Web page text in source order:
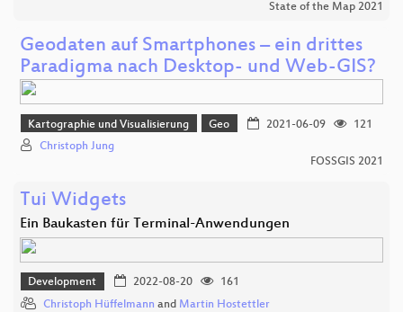
State of the Map 2021
Geodaten auf Smartphones – ein drittes
Paradigma nach Desktop- und Web-GIS?
Kartographie und Visualisierung Geo 2021-06-09
121
Christoph Jung
FOSSGIS 2021
Tui Widgets
Ein Baukasten für Terminal-Anwendungen
Development 2022-08-20
161
Christoph Hüffelmann and Martin Hostettler